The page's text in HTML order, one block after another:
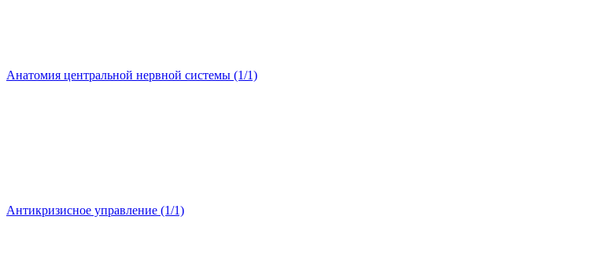
Анатомия центральной нервной системы (1/1)
Антикризисное управление (1/1)